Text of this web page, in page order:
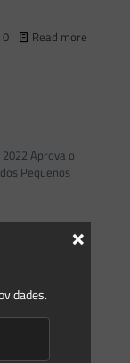
0 Read more
2022 Aprova o
Pequenos
Read more
×